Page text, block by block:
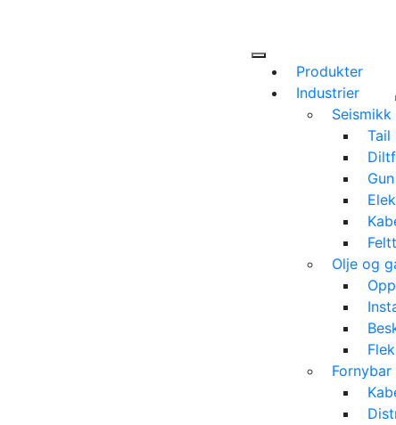
Produkter
Industrier
Seismikk
Tail
Olje og
Fornybar